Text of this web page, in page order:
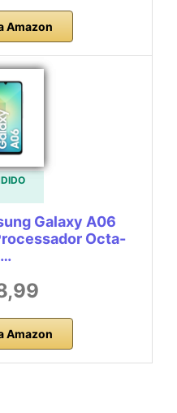
Amazon
Galaxy A06
Octa-
Amazon